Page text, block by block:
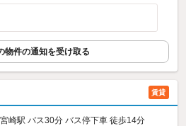
物件の通知を受け取る
賃貸
崎駅 バス30分 バス停下車 徒歩14分